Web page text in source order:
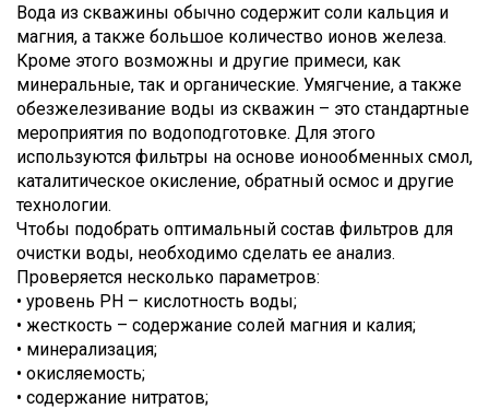
Вода из скважины обычно содержит соли кальция и
магния, а также большое количество ионов железа.
Кроме этого возможны и другие примеси, как
минеральные, так и органические. Умягчение, а также
обезжелезивание воды из скважин – это стандартные
мероприятия по водоподготовке. Для этого
используются фильтры на основе ионообменных смол,
каталитическое окисление, обратный осмос и другие
технологии.
Чтобы подобрать оптимальный состав фильтров для
очистки воды, необходимо сделать ее анализ.
Проверяется несколько параметров:
• уровень PH – кислотность воды;
• жесткость – содержание солей магния и калия;
• минерализация;
• окисляемость;
• содержание нитратов;